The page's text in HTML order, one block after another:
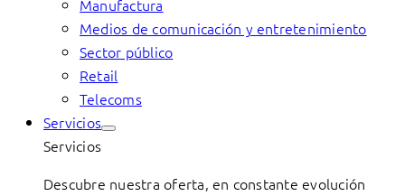
Manufactura
Medios de comunicación y entretenimiento
Sector público
Retail
Telecoms
Servicios
Servicios
Descubre nuestra oferta, en constante evolución